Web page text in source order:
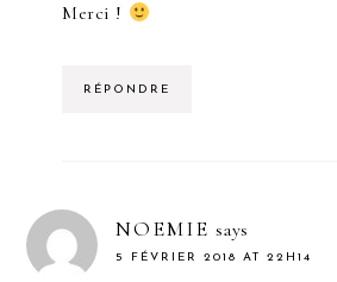
Merci !
RÉPONDRE
NOEMIE says
5 FÉVRIER 2018 AT 22H14